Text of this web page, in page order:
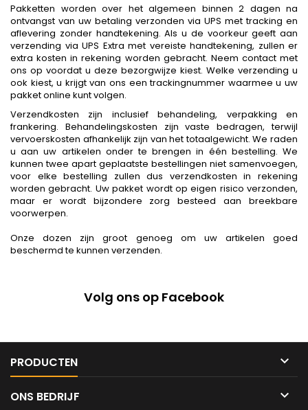
Pakketten worden over het algemeen binnen 2 dagen na
ontvangst van uw betaling verzonden via UPS met tracking en
aflevering zonder handtekening. Als u de voorkeur geeft aan
verzending via UPS Extra met vereiste handtekening, zullen er
extra kosten in rekening worden gebracht. Neem contact met
ons op voordat u deze bezorgwijze kiest. Welke verzending u
ook kiest, u krijgt van ons een trackingnummer waarmee u uw
pakket online kunt volgen.
Verzendkosten zijn inclusief behandeling, verpakking en
frankering. Behandelingskosten zijn vaste bedragen, terwijl
vervoerskosten afhankelijk zijn van het totaalgewicht. We raden
u aan uw artikelen onder te brengen in één bestelling. We
kunnen twee apart geplaatste bestellingen niet samenvoegen,
voor elke bestelling zullen dus verzendkosten in rekening
worden gebracht. Uw pakket wordt op eigen risico verzonden,
maar er wordt bijzondere zorg besteed aan breekbare
voorwerpen.
Onze dozen zijn groot genoeg om uw artikelen goed
beschermd te kunnen verzenden.
Volg ons op Facebook
PRODUCTEN 
ONS BEDRIJF 